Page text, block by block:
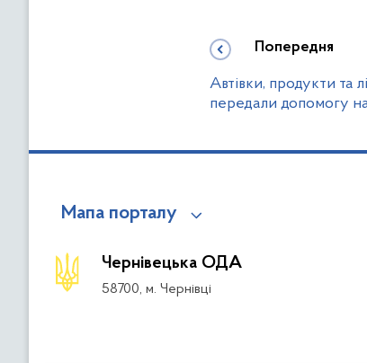
Попередня
Автівки, продукти та
передали допомогу
Мапа порталу
Чернівецька ОДА
58700, м. Чернівці